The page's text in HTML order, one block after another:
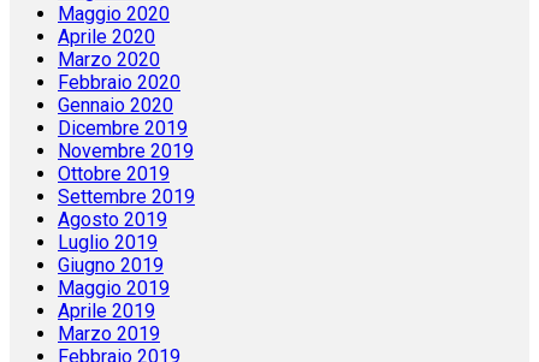
Luglio 2020
Giugno 2020
Maggio 2020
Aprile 2020
Marzo 2020
Febbraio 2020
Gennaio 2020
Dicembre 2019
Novembre 2019
Ottobre 2019
Settembre 2019
Agosto 2019
Luglio 2019
Giugno 2019
Maggio 2019
Aprile 2019